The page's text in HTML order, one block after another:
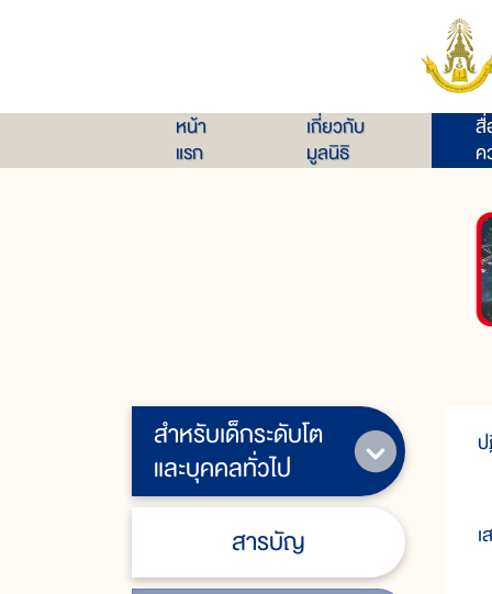
หน้า
แรก
เกี่ยวกับ
มูลนิธิ
สื่
ค
สำหรับเด็กระดับโต
และบุคคลทั่วไป
สารบัญ